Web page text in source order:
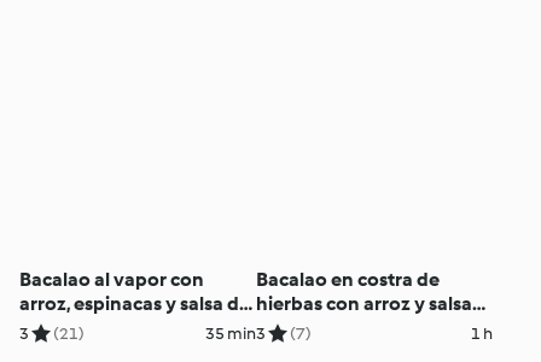
Bacalao al vapor con
arroz, espinacas y salsa de
limón
3 (21) 35 min
Bacalao en costra de
hierbas con arroz y salsa
de limón
3 (7) 1 h